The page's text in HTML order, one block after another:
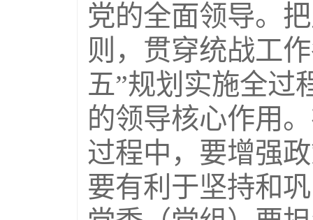
党的全面领导。
则，贯穿统战工
五”规划实施全过
的领导核心作用
过程中，要增强
要有利于坚持和